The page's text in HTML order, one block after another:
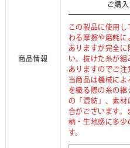
商品情報
ご購
この製品に使用し
わる摩擦や磨耗に
ありますが完全に
い。抜けた糸が組
ありますのでご注
当商品は機械によ
を織る際の糸の
の「混紡」、素材
合がございます。
柄・生地感に多少
す。